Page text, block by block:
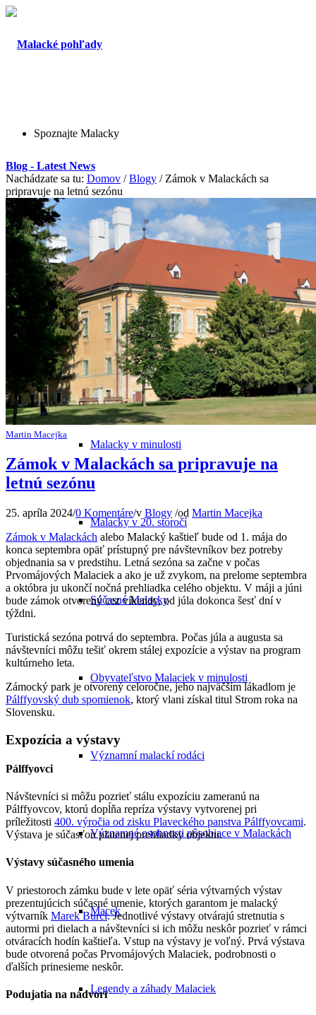
Spoznajte Malacky
O Malackách
Odkiaľ pochádza názov mesta
Malacky v minulosti
Malacky v 20. storočí
Súčasné Malacky
Obyvateľstvo Malaciek v minulosti
Významní malackí rodáci
Významné osobnosti pôsobiace v Malackách
Macek
Legendy a záhady Malaciek
Blog - Latest News
Nachádzate sa tu: Domov / Blogy / Zámok v Malackách sa
pripravuje na letnú sezónu
Martin Macejka
Zámok v Malackách sa pripravuje na
letnú sezónu
25. apríla 2024/0 Komentáre/v Blogy /od Martin Macejka
Zámok v Malackách alebo Malacký kaštieľ bude od 1. mája do
konca septembra opäť prístupný pre návštevníkov bez potreby
objednania sa v predstihu. Letná sezóna sa začne v počas
Prvomájových Malaciek a ako je už zvykom, na prelome septembra
a októbra ju ukončí nočná prehliadka celého objektu. V máji a júni
bude zámok otvorený cez víkendy, od júla dokonca šesť dní v
týždni.
Turistická sezóna potrvá do septembra. Počas júla a augusta sa
návštevníci môžu tešiť okrem stálej expozície a výstav na program
kultúrneho leta.
Zámocký park je otvorený celoročne, jeho najväčším lákadlom je
Pálffyovský dub spomienok, ktorý vlani získal titul Strom roka na
Slovensku.
Expozícia a výstavy
Pálffyovci
Návštevníci si môžu pozrieť stálu expozíciu zameranú na
Pálffyovcov, ktorú dopĺňa repríza výstavy vytvorenej pri
príležitosti 400. výročia od zisku Plaveckého panstva Pálffyovcami.
Výstava je súčasťou platenej prehliadky objektu.
Výstavy súčasného umenia
V priestoroch zámku bude v lete opäť séria výtvarných výstav
prezentujúcich súčasné umenie, ktorých garantom je malacký
výtvarník Marek Burcl. Jednotlivé výstavy otvárajú stretnutia s
autormi pri dielach a návštevníci si ich môžu neskôr pozrieť v rámci
otváracích hodín kaštieľa. Vstup na výstavy je voľný. Prvá výstava
bude otvorená počas Prvomájových Malaciek, podrobnosti o
ďalších prinesieme neskôr.
Podujatia na nádvorí